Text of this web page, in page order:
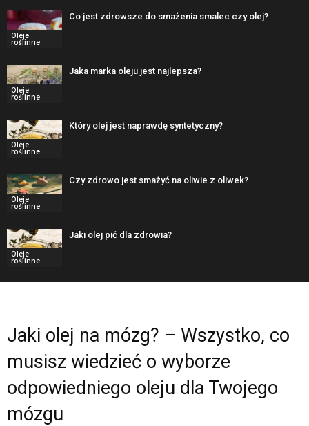
Oleje
roślinne
Co jest zdrowsze do smażenia smalec czy olej?
Oleje
roślinne
Jaka marka oleju jest najlepsza?
Oleje
roślinne
Który olej jest naprawdę syntetyczny?
Oleje
roślinne
Czy zdrowo jest smażyć na oliwie z oliwek?
Oleje
roślinne
Jaki olej pić dla zdrowia?
Jaki olej na mózg? – Wszystko, co
musisz wiedzieć o wyborze
odpowiedniego oleju dla Twojego
mózgu